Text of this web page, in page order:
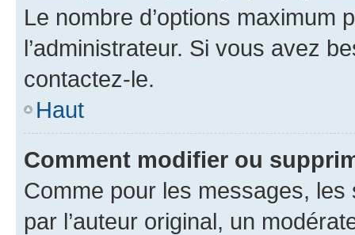
Le nombre d’options maximum
l’administrateur. Si vous avez
contactez-le.
Haut
Comment modifier ou
Comme pour les messages,
par l’auteur original, un